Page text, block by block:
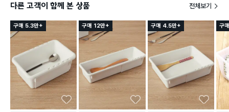
다른 고객이 함께 본 상품 전체보기
구매 5.3만+ 구매 12만+ 구매 4.5만+ 구